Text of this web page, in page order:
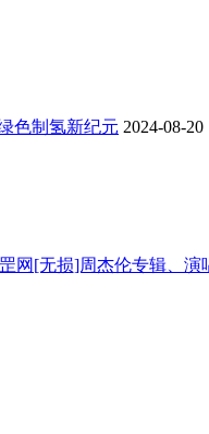
色制氢新纪元 2024-08-20
[无损]周杰伦专辑、演